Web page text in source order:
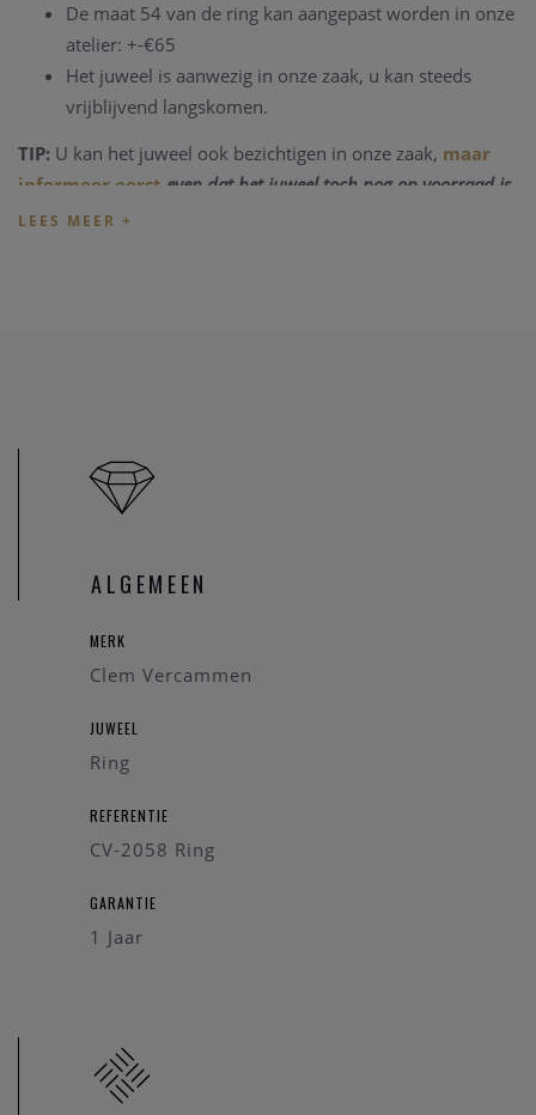
De maat 54 van de ring kan aangepast worden in onze
atelier: +-€65
Het juweel is aanwezig in onze zaak, u kan steeds
vrijblijvend langskomen.
TIP: U kan het juweel ook bezichtigen in onze zaak, maar
informeer eerst even dat het juweel toch nog op voorraad is
en niet net verkocht is.
ALGEMEEN
MERK
Clem Vercammen
JUWEEL
Ring
REFERENTIE
CV-2058 Ring
GARANTIE
1 Jaar